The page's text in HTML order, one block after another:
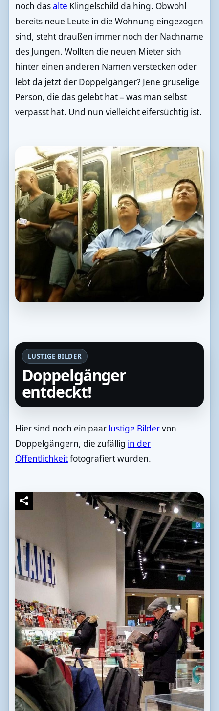
noch dasalte Klingelschild da hing. Obwohl
bereits neue Leute in die Wohnung eingezogen
sind, steht draußen immer noch der Nachname
des Jungen. Wollten die neuen Mieter sich
hinter einen anderen Namen verstecken oder
lebt da jetzt der Doppelgänger? Jene gruselige
Person, die das gelebt hat – was man selbst
verpasst hat. Und nun vielleicht eifersüchtig ist.
LUSTIGE BILDER
Doppelgänger
entdeckt!
Hier sind noch ein paar lustige Bildervon
Doppelgängern, die zufällig in der
Öffentlichkeitfotografiert wurden.